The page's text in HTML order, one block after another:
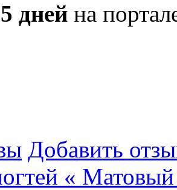
дней на
Добавить
«